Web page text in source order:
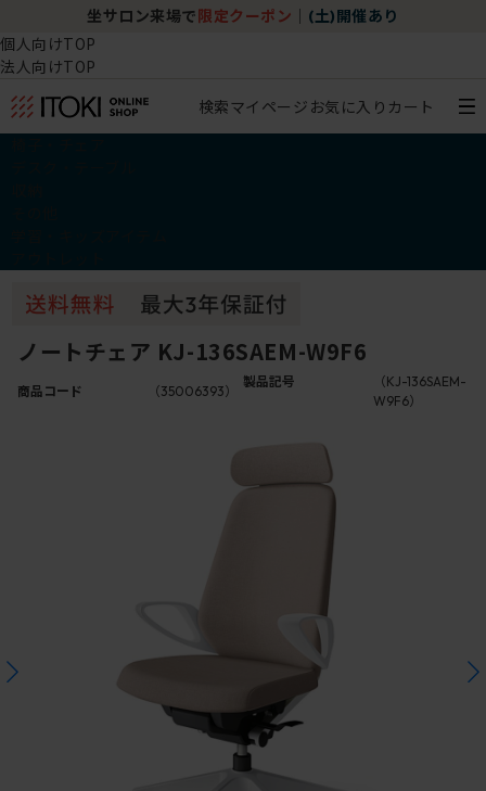
坐サロン来場で 限定クーポン (土)開催あり
個人向けTOP
法人向けTOP
検索マイページ お気に入り カート
ノートチェア KJ-136SAEM-W9F6
商品コード （35006393）
製品記号
（KJ-136SAEM-
W9F6）